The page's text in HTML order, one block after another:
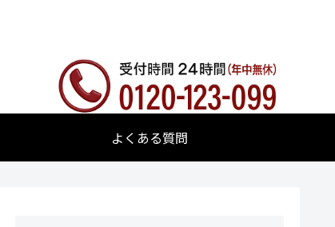
よくある質問